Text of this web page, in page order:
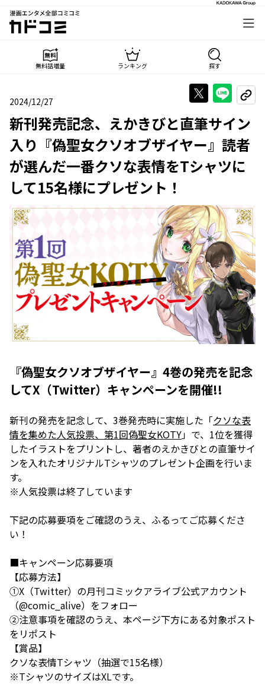
漫画エンタメ全部コミコミ
カドコミ
無料話増量 ランキング 探す
2024/12/27
2024年12月27日
Xで投稿する
LINE
URL
新刊発売記念、えかきびと直筆サイン
入り『偽聖女クソオブザイヤー』読者
が選んだ一番クソな表情をTシャツに
して15名様にプレゼント！
『偽聖女クソオブザイヤー』4巻の発売を記念
してX（Twitter）キャンペーンを開催!!
新刊の発売を記念して、3巻発売時に実施した「クソな表
情を集めた人気投票、第1回偽聖女KOTY」で、1位を獲得
したイラストをプリントし、著者のえかきびとの直筆サイ
ンを入れたオリジナルTシャツのプレゼント企画を行いま
す。
※人気投票は終了しています
下記の応募要項をご確認のうえ、ふるってご応募くださ
い！
■キャンペーン応募要項
【応募方法】
①X（Twitter）の月刊コミックアライブ公式アカウント
（@comic_alive）をフォロー
②注意事項を確認のうえ、本ページ下方にある対象ポスト
をリポスト
【賞品】
クソな表情Tシャツ（抽選で15名様）
※TシャツのサイズはXLです。